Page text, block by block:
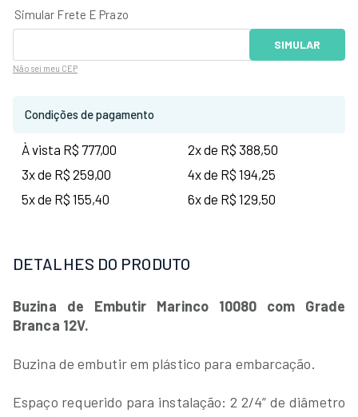
Não sei meu CEP
Condições de pagamento
À vista R$ 777,00
2x de R$ 388,50
3x de R$ 259,00
4x de R$ 194,25
5x de R$ 155,40
6x de R$ 129,50
DETALHES DO PRODUTO
Buzina de Embutir Marinco 10080 com Grade
Branca 12V.
Buzina de embutir em plástico para embarcação.
Espaço requerido para instalação: 2 2/4” de diâmetro